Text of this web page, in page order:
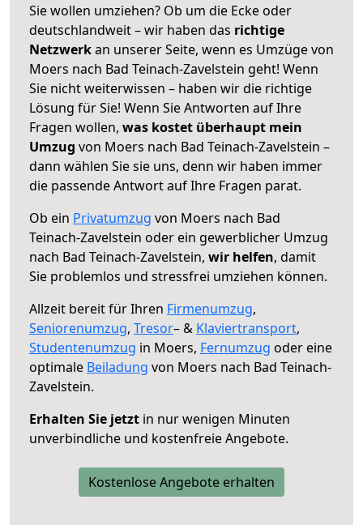
Sie wollen umziehen? Ob um die Ecke oder
deutschlandweit – wir haben das richtige
Netzwerkan unserer Seite, wenn es Umzüge von
Moers nach Bad Teinach-Zavelstein geht! Wenn
Sie nicht weiterwissen – haben wir die richtige
Lösung für Sie! Wenn Sie Antworten auf Ihre
Fragen wollen, was kostet überhaupt mein
Umzug von Moers nach Bad Teinach-Zavelstein –
dann wählen Sie sie uns, denn wir haben immer
die passende Antwort auf Ihre Fragen parat.
Ob ein Privatumzug von Moers nach Bad
Teinach-Zavelstein oder ein gewerblicher Umzug
nach Bad Teinach-Zavelstein, wir helfen, damit
Sie problemlos und stressfrei umziehen können.
Allzeit bereit für Ihren Firmenumzug,
Seniorenumzug, Tresor– & Klaviertransport,
Studentenumzug in Moers, Fernumzug oder eine
optimale Beiladung von Moers nach Bad Teinach-
Zavelstein.
Erhalten Sie jetzt in nur wenigen Minuten
unverbindliche und kostenfreie Angebote.
Kostenlose Angebote erhalten